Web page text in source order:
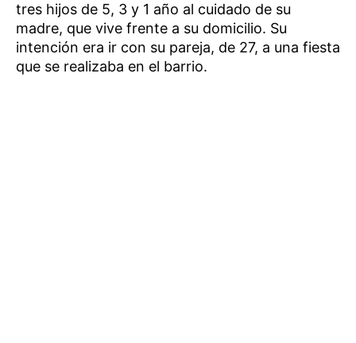
tres hijos de 5, 3 y 1 año al cuidado de su
madre, que vive frente a su domicilio. Su
intención era ir con su pareja, de 27, a una fiesta
que se realizaba en el barrio.